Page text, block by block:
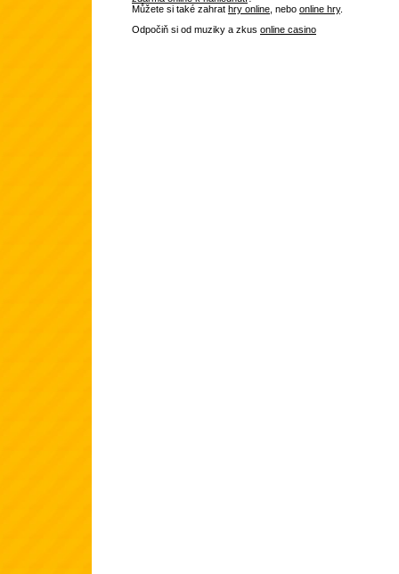
Můžete si také zahrat hry online, nebo online hry.
Odpočiň si od muziky a zkus online casino